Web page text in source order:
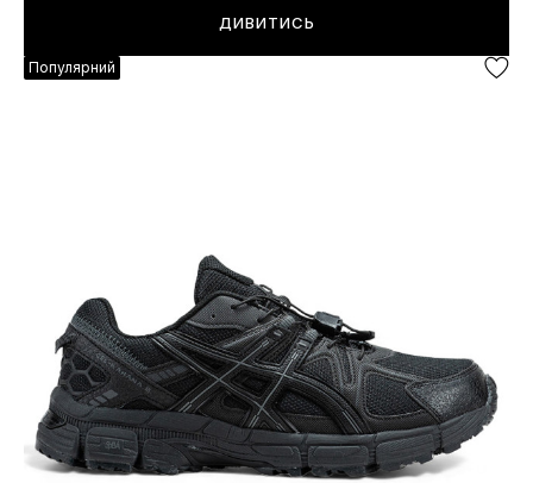
ДИВИТИСЬ
Популярний